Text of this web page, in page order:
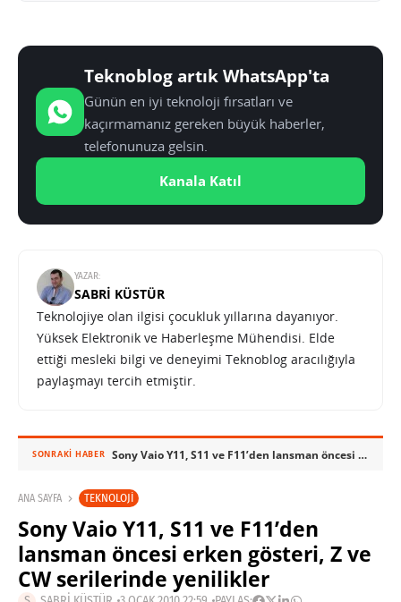
Teknoblog artık WhatsApp'ta
Günün en iyi teknoloji fırsatları ve
kaçırmamanız gereken büyük haberler,
telefonunuza gelsin.
Kanala Katıl
YAZAR:
SABRI KÜSTÜR
Teknolojiye olan ilgisi çocukluk yıllarına dayanıyor.
Yüksek Elektronik ve Haberleşme Mühendisi. Elde
ettiği mesleki bilgi ve deneyimi Teknoblog aracılığıyla
paylaşmayı tercih etmiştir.
SONRAKI HABER Sony Vaio Y11, S11 ve F11’den lansman öncesi erken gösteri, Z ve CW serilerinde yenilikler
ANA SAYFA TEKNOLOJI
Sony Vaio Y11, S11 ve F11’den
lansman öncesi erken gösteri, Z ve
CW serilerinde yenilikler